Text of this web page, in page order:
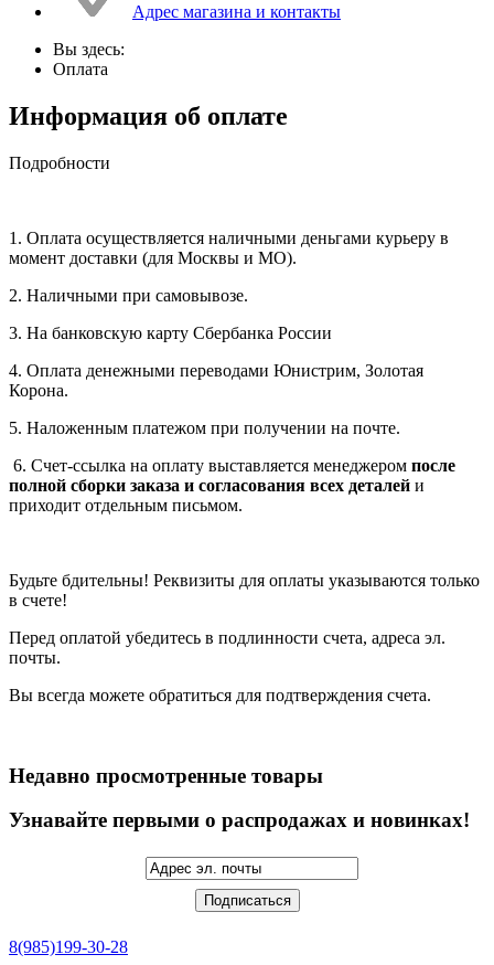
Адрес магазина и контакты
Вы здесь:
Оплата
Информация об оплате
Подробности
1. Оплата осуществляется наличными деньгами курьеру в
момент доставки (для Москвы и МО).
2. Наличными при самовывозе.
3. На банковскую карту Сбербанка России
4. Оплата денежными переводами Юнистрим, Золотая
Корона.
5. Наложенным платежом при получении на почте.
6. Счет-ссылка на оплату выставляется менеджером после
полной сборки заказа и согласования всех деталей и
приходит отдельным письмом.
Будьте бдительны! Реквизиты для оплаты указываются только
в счете!
Перед оплатой убедитесь в подлинности счета, адреса эл.
почты.
Вы всегда можете обратиться для подтверждения счета.
Недавно просмотренные товары
Узнавайте первыми о распродажах и новинках!
8(985)199-30-28